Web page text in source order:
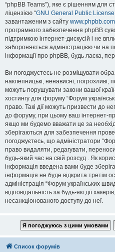
“phpBB Teams”), яке є рішенням для
ліцензією “GNU General Public License
завантаженим з сайту www.phpbb.com
програмного забезпечення phpBB
підтримкою інтернет-дискусій і не
забороняється адміністрацією чи на
інформації про phpBB, будь ласка,
Ви погоджуєтесь не розміщувати
наклепницькі, ненависні, погрозливі,
можуть порушувати закони вашої
хостингу для форуму “Форум
право. Такі дії можуть призвести до
до форуму, при цьому ваш інтернет-
якщо ми будемо вважати це за
зберігаються для забезпечення
погоджуєтесь, що адміністратори
право видаляти, редагувати,
будь-який час на свій розсуд . Як
інформація введена вами буде
інформація не буде відкрита третім
адміністрація “Форум українських
відповідальність за будь-які дії
несанкціонованого доступу до неї.
Список форумів